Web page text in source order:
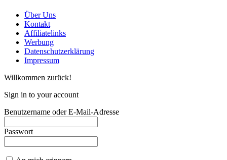
Über Uns
Kontakt
Affiliatelinks
Werbung
Datenschutzerklärung
Impressum
Willkommen zurück!
Sign in to your account
Benutzername oder E-Mail-Adresse
Passwort